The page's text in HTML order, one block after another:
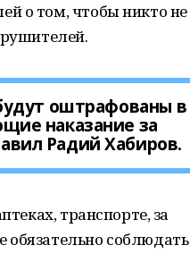
о том, чтобы никто не
оштрафованы в
наказание за
Радий Хабиров.
транспорте, за
обязательно соблюдать